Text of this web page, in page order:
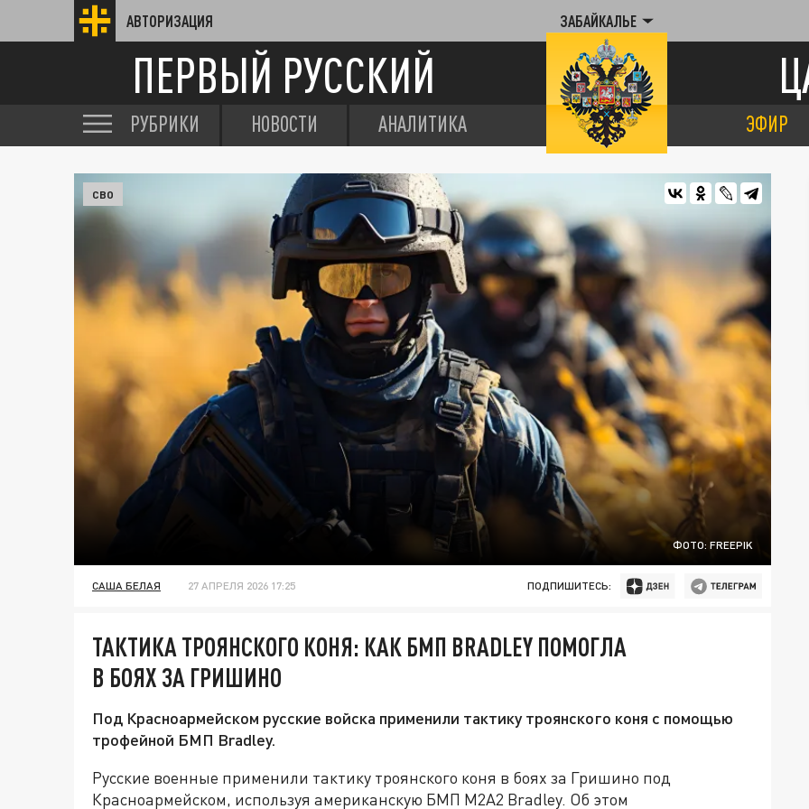
АВТОРИЗАЦИЯ ЗАБАЙКАЛЬЕ
ПЕРВЫЙ РУССКИЙ
РУБРИКИ НОВОСТИ АНАЛИТИКА ЭФИР
ФОТО: FREEPIK
СВО
САША БЕЛАЯ 27 АПРЕЛЯ 2026 17:25 ПОДПИШИТЕСЬ:
ТАКТИКА ТРОЯНСКОГО КОНЯ: КАК БМП BRADLEY ПОМОГЛА
В БОЯХ ЗА ГРИШИНО
Под Красноармейском русские войска применили тактику троянского коня с помощью
трофейной БМП Bradley.
Русские военные применили тактику троянского коня в боях за Гришино под
Красноармейском, используя американскую БМП M2A2 Bradley. Об этом